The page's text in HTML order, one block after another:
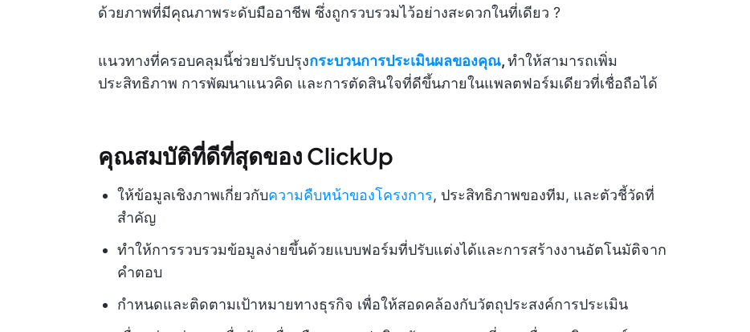
ด้วยภาพที่มีคุณภาพระดับมืออาชีพ ซึ่งถูกรวบรวมไว้อย่างสะดวกในที่เดียว ?
แนวทางที่ครอบคลุมนี้ช่วยปรับปรุงกระบวนการประเมินผลของคุณ,ทำให้สามารถเพิ่ม
ประสิทธิภาพ การพัฒนาแนวคิด และการตัดสินใจที่ดีขึ้นภายในแพลตฟอร์มเดียวที่เชื่อถือได้
คุณสมบัติที่ดีที่สุดของ ClickUp
ให้ข้อมูลเชิงภาพเกี่ยวกับความคืบหน้าของโครงการ, ประสิทธิภาพของทีม, และตัวชี้วัดที่
สำคัญ
ทำให้การรวบรวมข้อมูลง่ายขึ้นด้วยแบบฟอร์มที่ปรับแต่งได้และการสร้างงานอัตโนมัติจาก
คำตอบ
กำหนดและติดตามเป้าหมายทางธุรกิจ เพื่อให้สอดคล้องกับวัตถุประสงค์การประเมิน